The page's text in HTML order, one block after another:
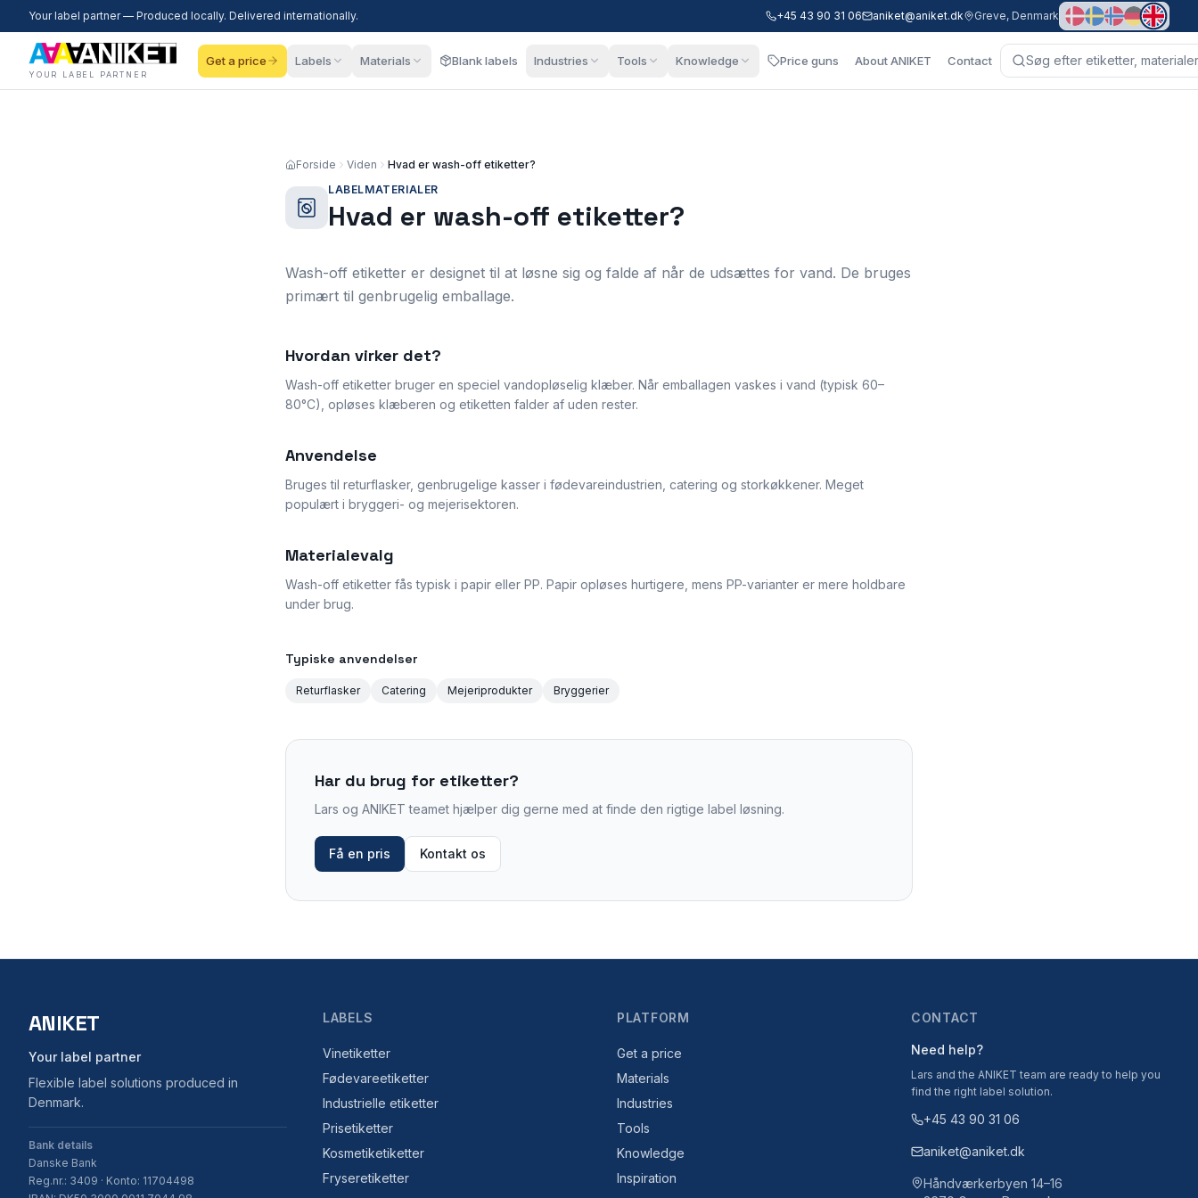
Your label partner — Produced locally. Delivered internationally. +45 43 90 31 06 aniket@aniket.dk Greve, Denmark
YOUR LABEL PARTNER
Get a price Labels Materials Blank labels Industries Tools Knowledge Price guns About ANIKET Contact
Forside Viden
Hvad er wash-off etiketter?
LABELMATERIALER
Hvad er wash-off etiketter?
Wash-off etiketter er designet til at løsne sig og falde af når de udsættes for vand. De bruges
primært til genbrugelig emballage.
Hvordan virker det?
Wash-off etiketter bruger en speciel vandopløselig klæber. Når emballagen vaskes i vand (typisk 60–
80°C), opløses klæberen og etiketten falder af uden rester.
Anvendelse
Bruges til returflasker, genbrugelige kasser i fødevareindustrien, catering og storkøkkener. Meget
populært i bryggeri- og mejerisektoren.
Materialevalg
Wash-off etiketter fås typisk i papir eller PP. Papir opløses hurtigere, mens PP-varianter er mere holdbare
under brug.
Typiske anvendelser
Returflasker Catering Mejeriprodukter Bryggerier
Har du brug for etiketter?
Lars og ANIKET teamet hjælper dig gerne med at finde den rigtige label løsning.
Få en pris Kontakt os
ANIKET
Your label partner
Flexible label solutions produced in
Denmark.
Bank details
Danske Bank
Reg.nr.: 3409 · Konto: 11704498
LABELS
Vinetiketter
Fødevareetiketter
Industrielle etiketter
Prisetiketter
Kosmetiketiketter
Fryseretiketter
PLATFORM
Get a price
Materials
Industries
Tools
Knowledge
Inspiration
CONTACT
Need help?
Lars and the ANIKET team are ready to help you
find the right label solution.
+45 43 90 31 06
aniket@aniket.dk
Håndværkerbyen 14–16